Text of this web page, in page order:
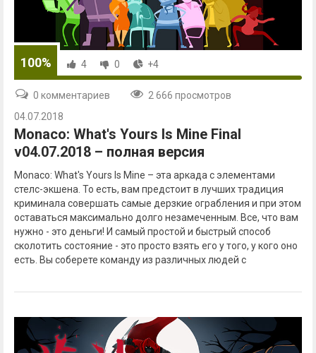
100% 4 0 +4
0 комментариев
2 666 просмотров
04.07.2018
Monaco: What's Yours Is Mine Final
v04.07.2018 – полная версия
Monaco: What's Yours Is Mine – эта аркада с элементами
стелс-экшена. То есть, вам предстоит в лучших традиция
криминала совершать самые дерзкие ограбления и при этом
оставаться максимально долго незамеченным. Все, что вам
нужно - это деньги! И самый простой и быстрый способ
сколотить состояние - это просто взять его у того, у кого оно
есть. Вы соберете команду из различных людей с